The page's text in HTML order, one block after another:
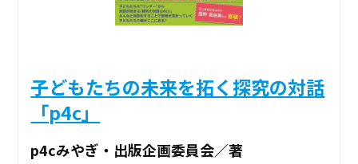
子どもたちの未来を拓く探究の対話
「p4c」
p4cみやぎ・出版企画委員会／著